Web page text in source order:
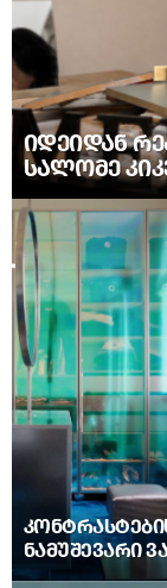
ᲘᲓᲔᲘᲓᲐᲜ
ᲡᲐᲚᲝᲛᲔ
ᲙᲝᲜᲢᲠᲐᲡᲢᲔᲑᲘᲡ
ᲜᲐᲛᲣᲨᲔᲕᲐᲠᲘ